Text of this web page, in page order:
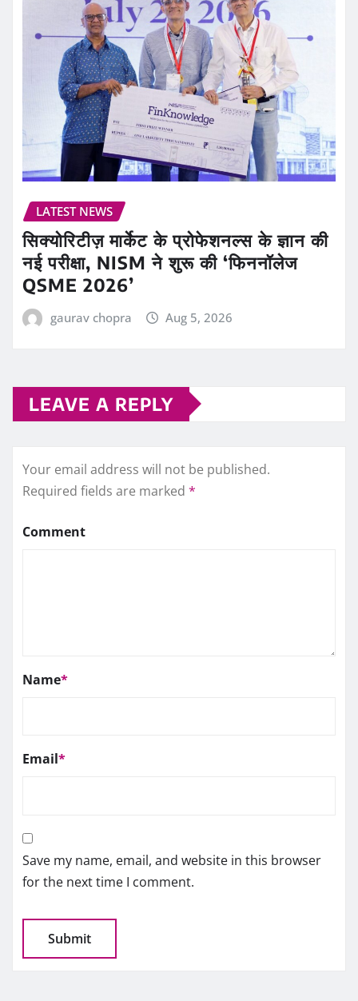
LATEST NEWS
सिक्योरिटीज़ मार्केट के प्रोफेशनल्स के ज्ञान की
नई परीक्षा, NISM ने शुरू की ‘फिननॉलेज
QSME 2026’
gaurav chopra Aug 5, 2026
LEAVE A REPLY
Your email address will not be published.
Required fields are marked *
Comment
Name*
Email*
Save my name, email, and website in this browser
for the next time I comment.